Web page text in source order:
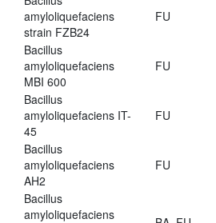
amyloliquefaciens
strain FZB24
FU
Bacillus
amyloliquefaciens
MBI 600
FU
Bacillus
amyloliquefaciens IT-
45
FU
Bacillus
amyloliquefaciens
AH2
FU
Bacillus
amyloliquefaciens